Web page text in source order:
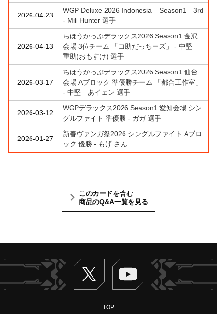
2026-04-23
WGP Deluxe 2026 Indonesia – Season1 3rd
- Mili Hunter 選手
2026-04-13
ちほうかっぷデラックス2026 Season1 金沢
会場 3位チーム 「コ助だっちーズ」 - 中堅
重助(おもすけ) 選手
2026-03-17
ちほうかっぷデラックス2026 Season1 仙台
会場 Aブロック 準優勝チーム 「都合工作室」
- 中堅 あイェン 選手
2026-03-12
WGPデラックス2026 Season1 愛知会場 シン
グルファイト 準優勝 - ガガ 選手
2026-01-27
新春ヴァンガ祭2026 シングルファイト Aブロ
ック 優勝 - もげ さん
このカードを含む
商品のQ&A一覧を見る
Twitter ヴァンガードch
TOP